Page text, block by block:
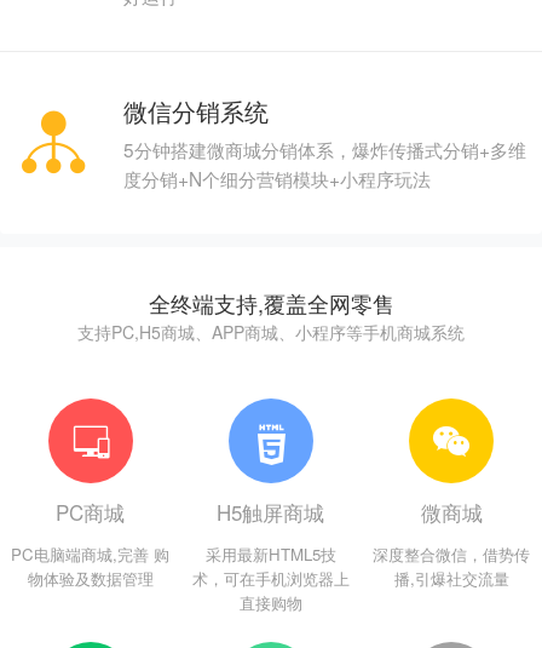
微信分销系统
5分钟搭建微商城分销体系，爆炸传播式分销+多维
度分销+N个细分营销模块+小程序玩法
全终端支持,覆盖全网零售
支持PC,H5商城、APP商城、小程序等手机商城系统
PC商城
PC电脑端商城,完善 购
物体验及数据管理
H5触屏商城
采用最新HTML5技
术，可在手机浏览器上
直接购物
微商城
深度整合微信，借势传
播,引爆社交流量